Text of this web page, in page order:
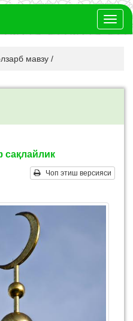
мавзу /
сақлайлик
Чоп этиш версияси